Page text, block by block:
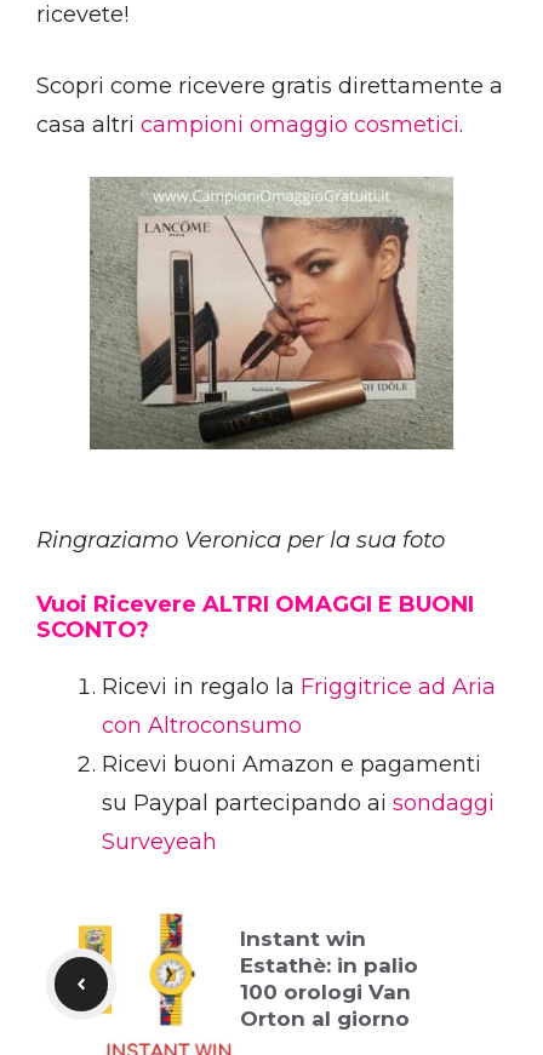
ricevete!
Scopri come ricevere gratis direttamente a
casa altri campioni omaggio cosmetici.
Ringraziamo Veronica per la sua foto
Vuoi Ricevere ALTRI OMAGGI E BUONI
SCONTO?
Ricevi in regalo la Friggitrice ad Aria
con Altroconsumo
Ricevi buoni Amazon e pagamenti
su Paypal partecipando ai sondaggi
Surveyeah
Instant win
Estathè: in palio
100 orologi Van
Orton al giorno